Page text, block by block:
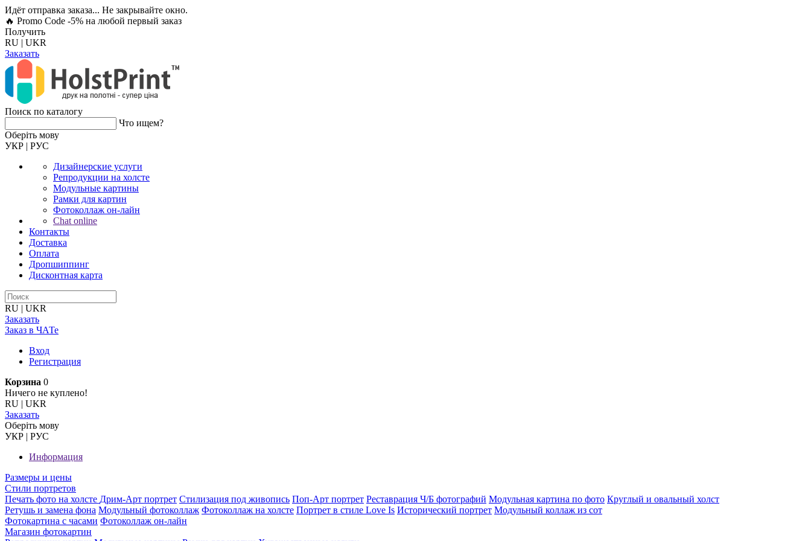
Идёт отправка заказа... Не закрывайте окно.
🔥 Promo Code -5% на любой первый заказ
Получить
RU | UKR
Заказать
Поиск по каталогу
Что ищем?
Оберiть мову
УКР | РУС
Дизайнерские услуги
Репродукции на холсте
Модульные картины
Рамки для картин
Фотоколлаж он-лайн
Chat online
Контакты
Доставка
Оплата
Дропшиппинг
Дисконтная карта
RU | UKR
Заказать
Заказ в ЧАТе
Вход
Регистрация
Корзина 0
Ничего не куплено!
RU | UKR
Заказать
Оберiть мову
УКР | РУС
Информация
Размеры и цены
Стили портретов
Печать фото на холсте Дрим-Арт портрет Стилизация под живопись Поп-Арт портрет Реставрация Ч/Б фотографий Модульная картина по фото Круглый и овальный холст
Ретушь и замена фона Модульный фотоколлаж Фотоколлаж на холсте Портрет в стиле Love Is Исторический портрет Модульный коллаж из сот
Фотокартина с часами Фотоколлаж он-лайн
Магазин фотокартин